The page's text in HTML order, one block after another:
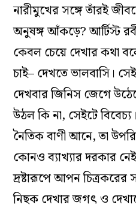
নারীমুখের সঙ্গে তাঁরই
অনুষঙ্গ আঁকড়ে? আর্টিস্ট
কেবল চেয়ে দেখার কথা
চাই– দেখতে ভালবাসি।
দেখবার জিনিস জেগে
উঠল কি না, সেইটে
নৈতিক বাণী আনে, তা
কোনও ব্যাখ্যার দরকার
দ্রষ্টারূপে আপন চিত্রকরের
নিছক দেখার জগৎ ও